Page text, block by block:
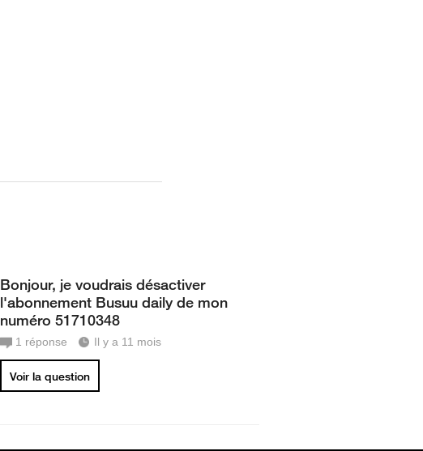
Bonjour, je voudrais désactiver
l'abonnement Busuu daily de mon
numéro 51710348
1 réponse Il y a 11 mois
Voir la question